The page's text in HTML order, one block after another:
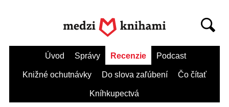
Úvod Správy Recenzie Podcast
Knižné ochutnávky Do slova zaľúbení Čo čítať
Kníhkupectvá